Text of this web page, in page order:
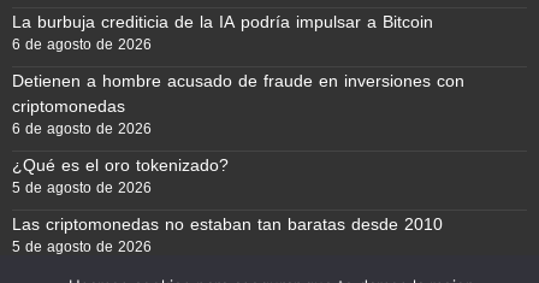
La burbuja crediticia de la IA podría impulsar a Bitcoin
6 de agosto de 2026
Detienen a hombre acusado de fraude en inversiones con
criptomonedas
6 de agosto de 2026
¿Qué es el oro tokenizado?
5 de agosto de 2026
Las criptomonedas no estaban tan baratas desde 2010
5 de agosto de 2026